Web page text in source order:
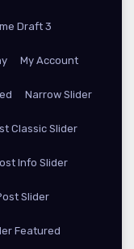
Draft 3
My Account
Narrow Slider
Classic Slider
Info Slider
Slider
Featured